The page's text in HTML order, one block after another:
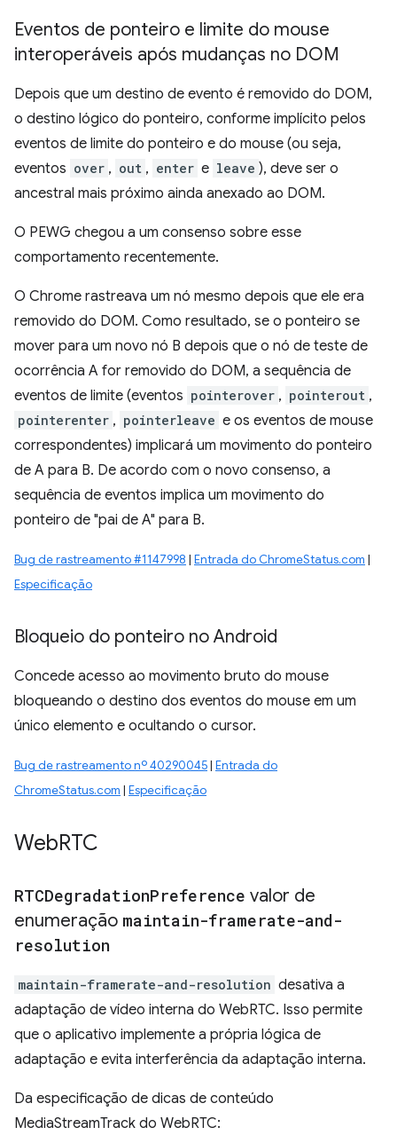
Eventos de ponteiro e limite do mouse
interoperáveis após mudanças no DOM
Depois que um destino de evento é removido do DOM,
o destino lógico do ponteiro, conforme implícito pelos
eventos de limite do ponteiro e do mouse (ou seja,
eventos over , out , enter e leave ), deve ser o
ancestral mais próximo ainda anexado ao DOM.
O PEWG chegou a um consenso sobre esse
comportamento recentemente.
O Chrome rastreava um nó mesmo depois que ele era
removido do DOM. Como resultado, se o ponteiro se
mover para um novo nó B depois que o nó de teste de
ocorrência A for removido do DOM, a sequência de
eventos de limite (eventos pointerover , pointerout ,
pointerenter , pointerleave e os eventos de mouse
correspondentes) implicará um movimento do ponteiro
de A para B. De acordo com o novo consenso, a
sequência de eventos implica um movimento do
ponteiro de "pai de A" para B.
Bug de rastreamento #1147998 | Entrada do ChromeStatus.com |
Especificação
Bloqueio do ponteiro no Android
Concede acesso ao movimento bruto do mouse
bloqueando o destino dos eventos do mouse em um
único elemento e ocultando o cursor.
Bug de rastreamento nº 40290045| Entrada do
ChromeStatus.com | Especificação
WebRTC
RTCDegradationPreference valor de
enumeração maintain-framerate-and-
resolution
maintain-framerate-and-resolution desativa a
adaptação de vídeo interna do WebRTC. Isso permite
que o aplicativo implemente a própria lógica de
adaptação e evita interferência da adaptação interna.
Da especificação de dicas de conteúdo
MediaStreamTrack do WebRTC: